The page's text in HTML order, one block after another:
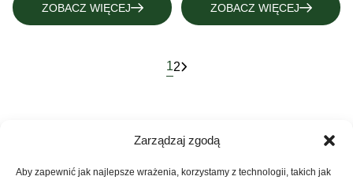
Zarządzaj zgodą
Aby zapewnić jak najlepsze wrażenia, korzystamy z technologii, takich jak
ZOBACZ WIĘCEJ ZOBACZ WIĘCEJ
12